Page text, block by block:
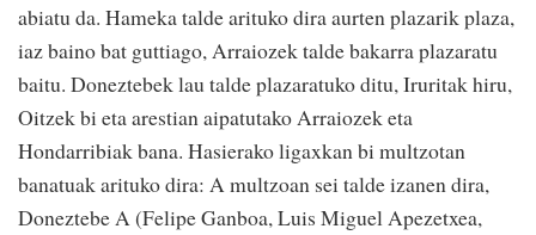
abiatu da. Hameka talde arituko dira aurten plazarik plaza,
iaz baino bat guttiago, Arraiozek talde bakarra plazaratu
baitu. Doneztebek lau talde plazaratuko ditu, Iruritak hiru,
Oitzek bi eta arestian aipatutako Arraiozek eta
Hondarribiak bana. Hasierako ligaxkan bi multzotan
banatuak arituko dira: A multzoan sei talde izanen dira,
Doneztebe A (Felipe Ganboa, Luis Miguel Apezetxea,